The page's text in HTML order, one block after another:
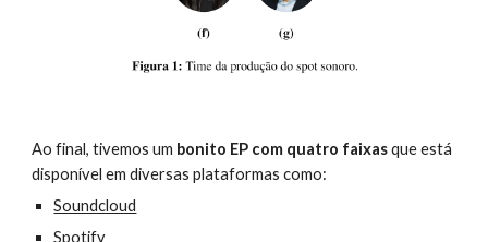
Ao final, tivemos um bonito EP com quatro faixas que está
disponível em diversas plataformas como:
Soundcloud
Spotify